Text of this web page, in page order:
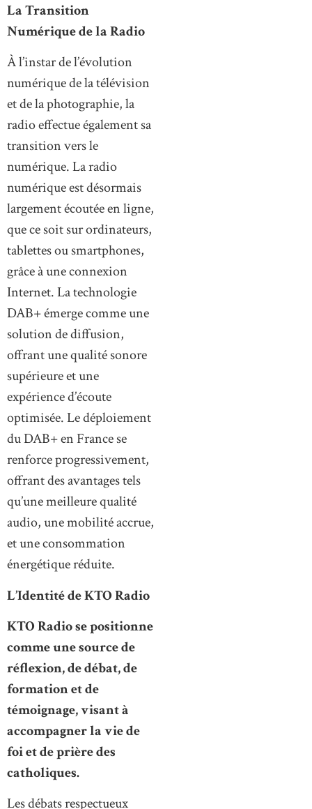
La Transition
Numérique de la Radio
À l’instar de l’évolution
numérique de la télévision
et de la photographie, la
radio effectue également sa
transition vers le
numérique. La radio
numérique est désormais
largement écoutée en ligne,
que ce soit sur ordinateurs,
tablettes ou smartphones,
grâce à une connexion
Internet. La technologie
DAB+ émerge comme une
solution de diffusion,
offrant une qualité sonore
supérieure et une
expérience d’écoute
optimisée. Le déploiement
du DAB+ en France se
renforce progressivement,
offrant des avantages tels
qu’une meilleure qualité
audio, une mobilité accrue,
et une consommation
énergétique réduite.
L’Identité de KTO Radio
KTO Radio se positionne
comme une source de
réflexion, de débat, de
formation et de
témoignage, visant à
accompagner la vie de
foi et de prière des
catholiques.
Les débats respectueux